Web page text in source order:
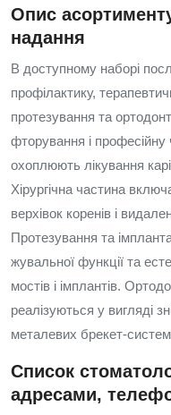
Опис
надання
В доступному наборі
профілактику,
протезування та
фторування і професійну
охоплюють лікування
Хірургічна частина
верхівок коренів і
Протезування та
жувальної функції та
мостів і імплантів.
реалізуються у вигляді
металевих брекет-систем
Список
адресами,